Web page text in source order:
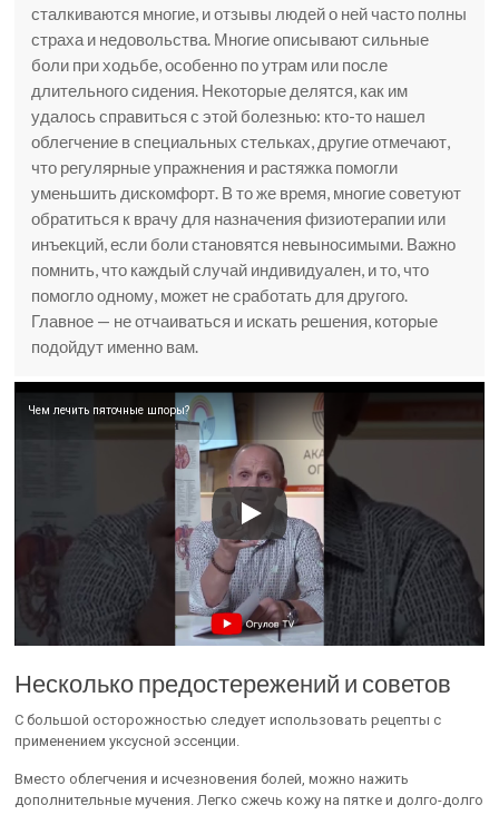
сталкиваются многие, и отзывы людей о ней часто полны
страха и недовольства. Многие описывают сильные
боли при ходьбе, особенно по утрам или после
длительного сидения. Некоторые делятся, как им
удалось справиться с этой болезнью: кто-то нашел
облегчение в специальных стельках, другие отмечают,
что регулярные упражнения и растяжка помогли
уменьшить дискомфорт. В то же время, многие советуют
обратиться к врачу для назначения физиотерапии или
инъекций, если боли становятся невыносимыми. Важно
помнить, что каждый случай индивидуален, и то, что
помогло одному, может не сработать для другого.
Главное — не отчаиваться и искать решения, которые
подойдут именно вам.
Чем лечить пяточные шпоры?
Несколько предостережений и советов
С большой осторожностью следует использовать рецепты с
применением уксусной эссенции.
Вместо облегчения и исчезновения болей, можно нажить
дополнительные мучения. Легко сжечь кожу на пятке и долго-долго